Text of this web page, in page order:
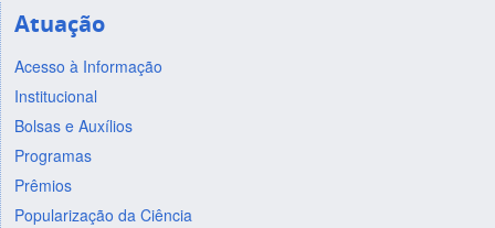
Atuação
Acesso à Informação
Institucional
Bolsas e Auxílios
Programas
Prêmios
Popularização da Ciência